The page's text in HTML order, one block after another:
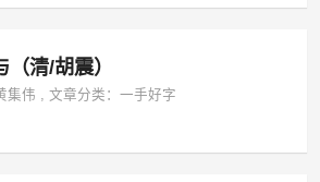
清/胡震）
集伟 ,文章分类：一手好字